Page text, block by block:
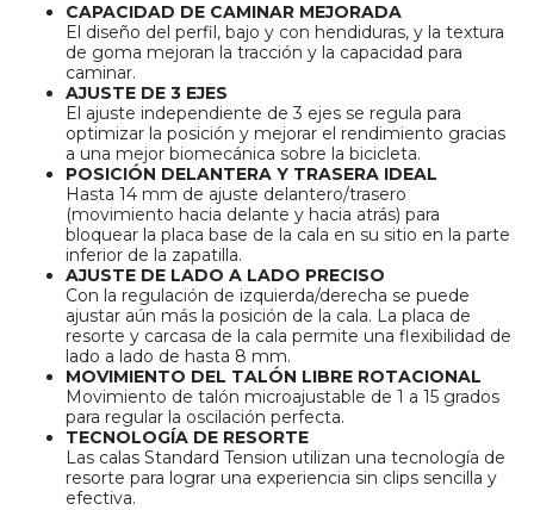
CAPACIDAD DE CAMINAR MEJORADA
El diseño del perfil, bajo y con hendiduras, y la textura
de goma mejoran la tracción y la capacidad para
caminar.
AJUSTE DE 3 EJES
El ajuste independiente de 3 ejes se regula para
optimizar la posición y mejorar el rendimiento gracias
a una mejor biomecánica sobre la bicicleta.
POSICIÓN DELANTERA Y TRASERA IDEAL
Hasta 14 mm de ajuste delantero/trasero
(movimiento hacia delante y hacia atrás) para
bloquear la placa base de la cala en su sitio en la parte
inferior de la zapatilla.
AJUSTE DE LADO A LADO PRECISO
Con la regulación de izquierda/derecha se puede
ajustar aún más la posición de la cala. La placa de
resorte y carcasa de la cala permite una flexibilidad de
lado a lado de hasta 8 mm.
MOVIMIENTO DEL TALÓN LIBRE ROTACIONAL
Movimiento de talón microajustable de 1 a 15 grados
para regular la oscilación perfecta.
TECNOLOGÍA DE RESORTE
Las calas Standard Tension utilizan una tecnología de
resorte para lograr una experiencia sin clips sencilla y
efectiva.